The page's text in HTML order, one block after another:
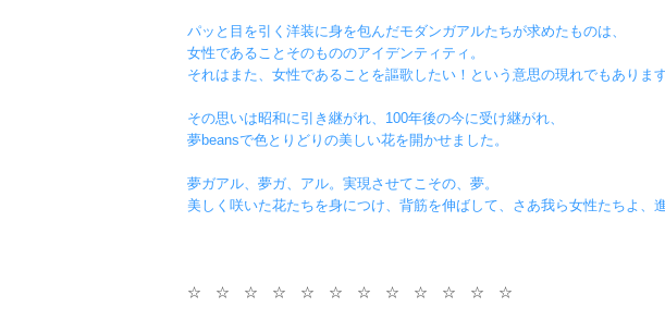
パッと目を引く洋装に身を包んだモダンガアルたちが求めたものは、
女性であることそのもののアイデンティティ。
それはまた、女性であることを謳歌したい！という意思の現れでもあります
その思いは昭和に引き継がれ、100年後の今に受け継がれ、
夢beansで色とりどりの美しい花を開かせました。
夢ガアル、夢ガ、アル。実現させてこその、夢。
美しく咲いた花たちを身につけ、背筋を伸ばして、さあ我ら女性たちよ、
☆ ☆ ☆ ☆ ☆ ☆ ☆ ☆ ☆ ☆ ☆ ☆